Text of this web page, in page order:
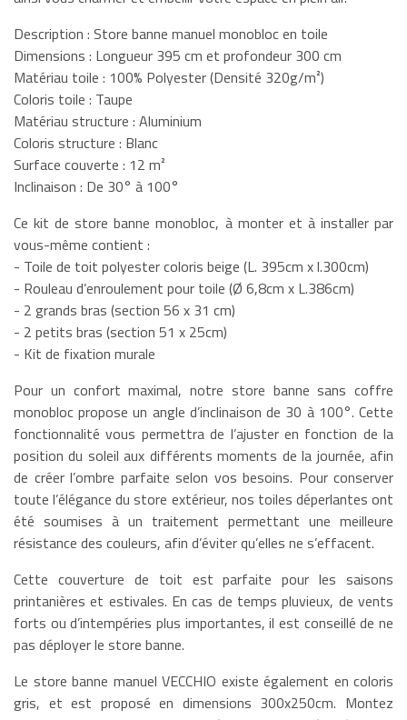
Description : Store banne manuel monobloc en toile
Dimensions : Longueur 395 cm et profondeur 300 cm
Matériau toile : 100% Polyester (Densité 320g/m²)
Coloris toile : Taupe
Matériau structure : Aluminium
Coloris structure : Blanc
Surface couverte : 12 m²
Inclinaison : De 30° à 100°
Ce kit de store banne monobloc, à monter et à installer par
vous-même contient :
- Toile de toit polyester coloris beige (L. 395cm x l.300cm)
- Rouleau d’enroulement pour toile (Ø 6,8cm x L.386cm)
- 2 grands bras (section 56 x 31 cm)
- 2 petits bras (section 51 x 25cm)
- Kit de fixation murale
Pour un confort maximal, notre store banne sans coffre
monobloc propose un angle d’inclinaison de 30 à 100°. Cette
fonctionnalité vous permettra de l’ajuster en fonction de la
position du soleil aux différents moments de la journée, afin
de créer l’ombre parfaite selon vos besoins. Pour conserver
toute l’élégance du store extérieur, nos toiles déperlantes ont
été soumises à un traitement permettant une meilleure
résistance des couleurs, afin d’éviter qu’elles ne s’effacent.
Cette couverture de toit est parfaite pour les saisons
printanières et estivales. En cas de temps pluvieux, de vents
forts ou d’intempéries plus importantes, il est conseillé de ne
pas déployer le store banne.
Le store banne manuel VECCHIO existe également en coloris
gris, et est proposé en dimensions 300x250cm. Montez